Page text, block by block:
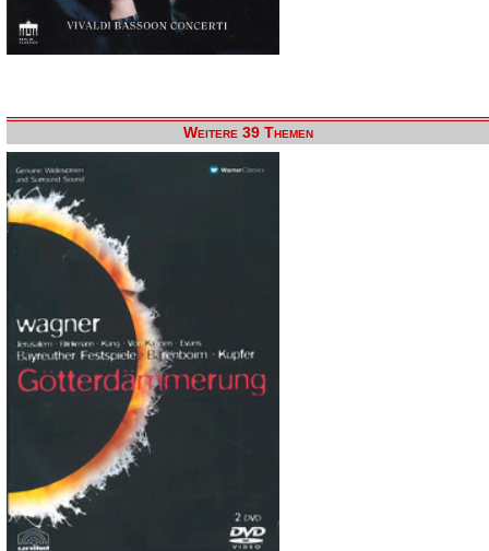
Weitere 39 Themen